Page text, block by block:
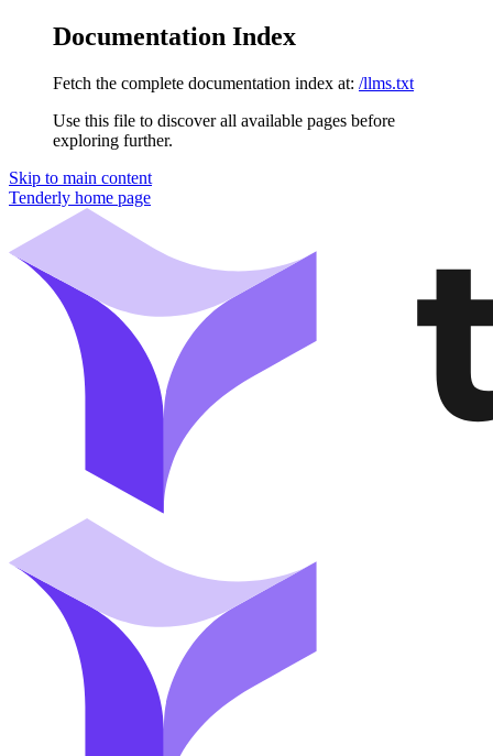
Documentation Index
Fetch the complete documentation index at: /llms.txt
Use this file to discover all available pages before
exploring further.
Skip to main content
Tenderly home page